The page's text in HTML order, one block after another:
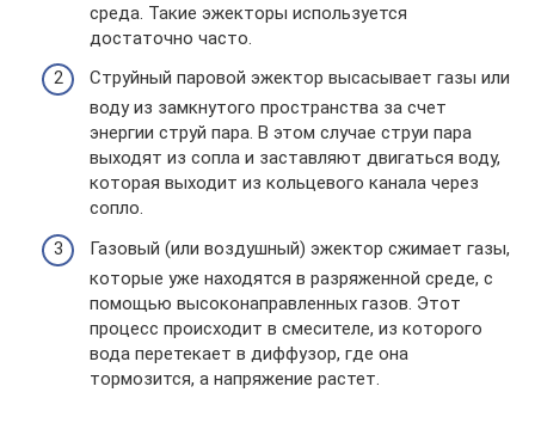
среда. Такие эжекторы используется
достаточно часто.
Струйный паровой эжектор высасывает газы или
воду из замкнутого пространства за счет
энергии струй пара. В этом случае струи пара
выходят из сопла и заставляют двигаться воду,
которая выходит из кольцевого канала через
сопло.
Газовый (или воздушный) эжектор сжимает газы,
которые уже находятся в разряженной среде, с
помощью высоконаправленных газов. Этот
процесс происходит в смесителе, из которого
вода перетекает в диффузор, где она
тормозится, а напряжение растет.